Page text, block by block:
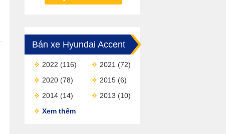
Bán xe Hyundai Accent
2022 (116) 2021 (72)
2020 (78) 2015 (6)
2014 (14) 2013 (10)
Xem thêm